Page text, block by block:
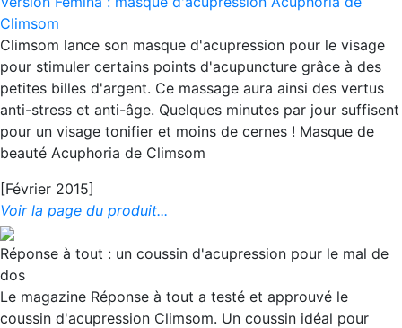
Climsom
Climsom lance son masque d'acupression pour le visage
pour stimuler certains points d'acupuncture grâce à des
petites billes d'argent. Ce massage aura ainsi des vertus
anti-stress et anti-âge. Quelques minutes par jour suffisent
pour un visage tonifier et moins de cernes ! Masque de
beauté Acuphoria de Climsom
[Février 2015]
Voir la page du produit...
Réponse à tout : un coussin d'acupression pour le mal de
dos
Le magazine Réponse à tout a testé et approuvé le
coussin d'acupression Climsom. Un coussin idéal pour